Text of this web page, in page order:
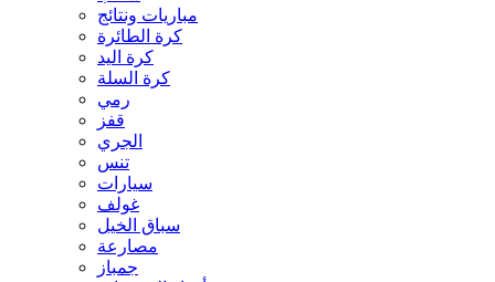
مباريات ونتائج
كرة الطائرة
كرة اليد
كرة السلة
رمي
قفز
الجري
تنس
سيارات
غولف
سباق الخيل
مصارعة
جمباز